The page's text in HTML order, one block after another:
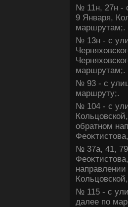
№ 11н, 27н -
9 Января,
маршрутам;.
№ 13н - с
маршрутам;.
№ 93 - с
маршруту;.
№ 104 - с
обратном
№ 37а, 41,
№ 115 - с
далее по